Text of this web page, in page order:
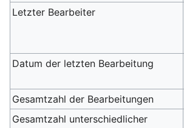
Letzter Bearbeiter
Datum der letzten Bearbeitung
Gesamtzahl der Bearbeitungen
Gesamtzahl unterschiedlicher